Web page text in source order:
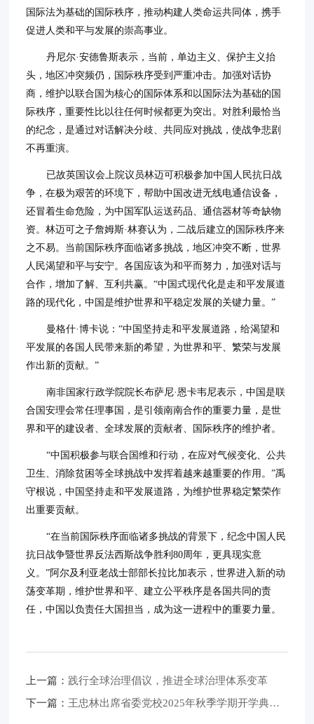
国际法为基础的国际秩序，推动构建人类命运共同体，携手
促进人类和平与发展的崇高事业。
丹尼尔·安德鲁斯表示，当前，单边主义、保护主义抬
头，地区冲突频仍，国际秩序受到严重冲击。加强对话协
商，维护以联合国为核心的国际体系和以国际法为基础的国
际秩序，重要性比以往任何时候都更为突出。对胜利最恰当
的纪念，是通过对话解决分歧、共同应对挑战，使战争悲剧
不再重演。
已故英国议会上院议员林迈可积极参加中国人民抗日战
争，在极为艰苦的环境下，帮助中国改进无线电通信设备，
还冒着生命危险，为中国军队运送药品、通信器材等奇缺物
资。林迈可之子詹姆斯·林赛认为，二战后建立的国际秩序来
之不易。当前国际秩序面临诸多挑战，地区冲突不断，世界
人民渴望和平与安宁。各国应该为和平而努力，加强对话与
合作，增加了解、互利共赢。“中国式现代化是走和平发展道
路的现代化，中国是维护世界和平稳定发展的关键力量。”
曼格什·博卡说：“中国坚持走和平发展道路，给渴望和
平发展的各国人民带来新的希望，为世界和平、繁荣与发展
作出新的贡献。”
南非国家行政学院院长布萨尼·恩卡韦尼表示，中国是联
合国安理会常任理事国，是引领南南合作的重要力量，是世
界和平的建设者、全球发展的贡献者、国际秩序的维护者。
“中国积极参与联合国维和行动，在应对气候变化、公共
卫生、消除贫困等全球挑战中发挥着越来越重要的作用。”禹
守根说，中国坚持走和平发展道路，为维护世界稳定繁荣作
出重要贡献。
“在当前国际秩序面临诸多挑战的背景下，纪念中国人民
抗日战争暨世界反法西斯战争胜利80周年，更具现实意
义。”阿尔及利亚老战士部部长拉比加表示，世界进入新的动
荡变革期，维护世界和平、建立公平秩序是各国共同的责
任，中国以负责任大国担当，成为这一进程中的重要力量。
上一篇： 践行全球治理倡议，推进全球治理体系变革
下一篇： 王忠林出席省委党校2025年秋季学期开学典礼并作辅导报告 牢记嘱托 感恩奋进 努力在加快建成中部地区崛起重要战略支点中建功立业